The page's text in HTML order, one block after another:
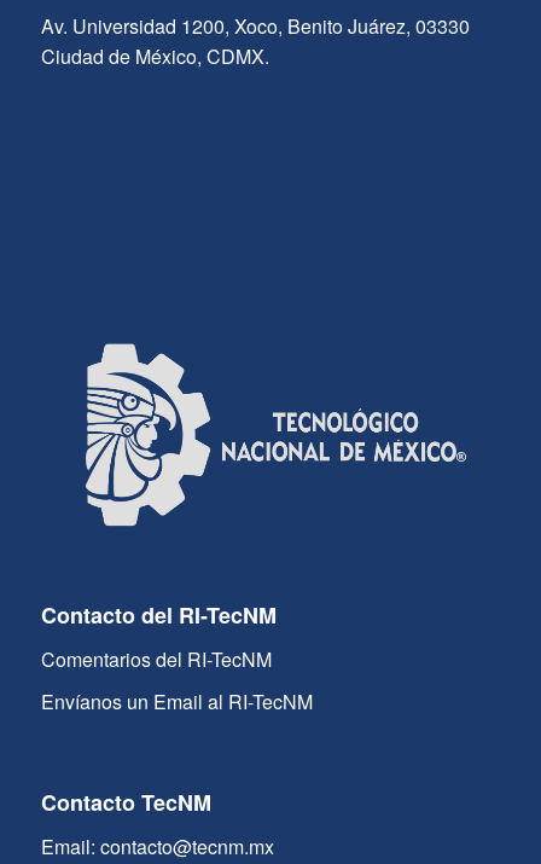
Av. Universidad 1200, Xoco, Benito Juárez, 03330
Ciudad de México, CDMX.
Contacto del RI-TecNM
Comentarios del RI-TecNM
Envíanos un Email al RI-TecNM
Contacto TecNM
Email: contacto@tecnm.mx